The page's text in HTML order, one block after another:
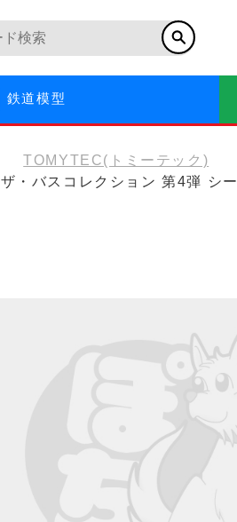
鉄道模型
TOMYTEC(トミーテック)
・バスコレクション 第4弾 シ